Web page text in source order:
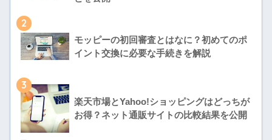
2
モッピーの初回審査とはなに？初めてのポ
イント交換に必要な手続きを解説
3
楽天市場とYahoo!ショッピングはどっちが
お得？ネット通販サイトの比較結果を公開